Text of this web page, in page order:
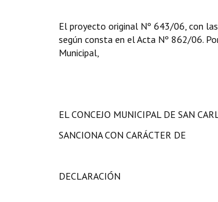
El proyecto original Nº 643/06, con
según consta en el Acta Nº 862/06.
Municipal,
EL CONCEJO MUNICIPAL DE SAN
SANCIONA CON CARÁCTER DE
DECLARACIÓN